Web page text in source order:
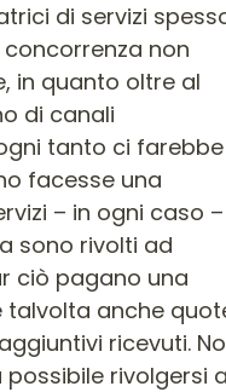
di servizi
non
in quanto oltre al
di canali
tanto ci farebbe
facesse una
– in ogni caso –
sono rivolti ad
ciò pagano una
anche
ricevuti.
rivolgersi